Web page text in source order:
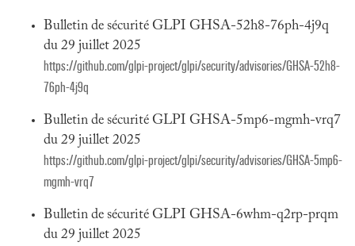
Bulletin de sécurité GLPI GHSA-52h8-76ph-4j9q
du 29 juillet 2025
https://github.com/glpi-project/glpi/security/advisories/GHSA-52h8-
76ph-4j9q
Bulletin de sécurité GLPI GHSA-5mp6-mgmh-vrq7
du 29 juillet 2025
https://github.com/glpi-project/glpi/security/advisories/GHSA-5mp6-
mgmh-vrq7
Bulletin de sécurité GLPI GHSA-6whm-q2rp-prqm
du 29 juillet 2025